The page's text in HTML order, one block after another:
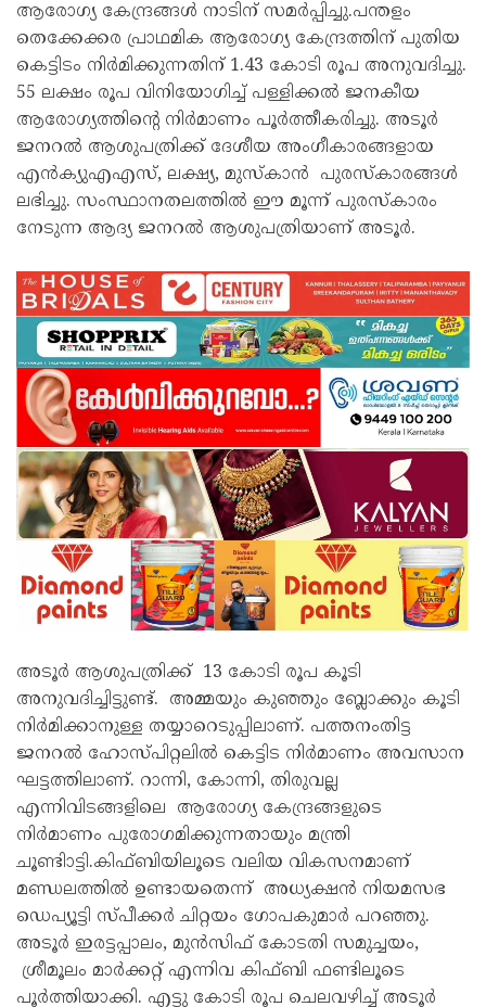
ആരോഗ്യ കേന്ദ്രങ്ങൾ നാടിന് സമർപ്പിച്ചു.പന്തളം
തെക്കേക്കര പ്രാഥമിക ആരോഗ്യ കേന്ദ്രത്തിന് പുതിയ
കെട്ടിടം നിർമിക്കുന്നതിന് 1.43 കോടി രൂപ അനുവദിച്ചു.
55 ലക്ഷം രൂപ വിനിയോഗിച്ച് പള്ളിക്കൽ ജനകീയ
ആരോഗ്യത്തിന്റെ നിർമാണം പൂർത്തീകരിച്ചു. അടൂർ
ജനറൽ ആശുപത്രിക്ക് ദേശീയ അംഗീകാരങ്ങളായ
എൻക്യുഎഎസ്, ലക്ഷ്യ, മുസ്‌കാൻ പുരസ്‌കാരങ്ങൾ
ലഭിച്ചു. സംസ്ഥാനതലത്തിൽ ഈ മൂന്ന് പുരസ്‌കാരം
നേടുന്ന ആദ്യ ജനറൽ ആശുപത്രിയാണ് അടൂർ.
അടൂർ ആശുപത്രിക്ക് 13 കോടി രൂപ കൂടി
അനുവദിച്ചിട്ടുണ്ട്. അമ്മയും കുഞ്ഞും ബ്ലോക്കും കൂടി
നിർമിക്കാനുള്ള തയ്യാറെടുപ്പിലാണ്. പത്തനംതിട്ട
ജനറൽ ഹോസ്പിറ്റലിൽ കെട്ടിട നിർമാണം അവസാന
ഘട്ടത്തിലാണ്. റാന്നി, കോന്നി, തിരുവല്ല
എന്നിവിടങ്ങളിലെ ആരോഗ്യ കേന്ദ്രങ്ങളുടെ
നിർമാണം പുരോഗമിക്കുന്നതായും മന്ത്രി
ചൂണ്ടിാട്ടി.കിഫ്ബിയിലൂടെ വലിയ വികസനമാണ്
മണ്ഡലത്തിൽ ഉണ്ടായതെന്ന് അധ്യക്ഷൻ നിയമസഭ
ഡെപ്യൂട്ടി സ്പീക്കർ ചിറ്റയം ഗോപകുമാർ പറഞ്ഞു.
അടൂർ ഇരട്ടപ്പാലം, മുൻസിഫ് കോടതി സമുച്ചയം,
ശ്രീമൂലം മാർക്കറ്റ് എന്നിവ കിഫ്ബി ഫണ്ടിലൂടെ
പൂർത്തിയാക്കി. എട്ടു കോടി രൂപ ചെലവഴിച്ച് അടൂർ